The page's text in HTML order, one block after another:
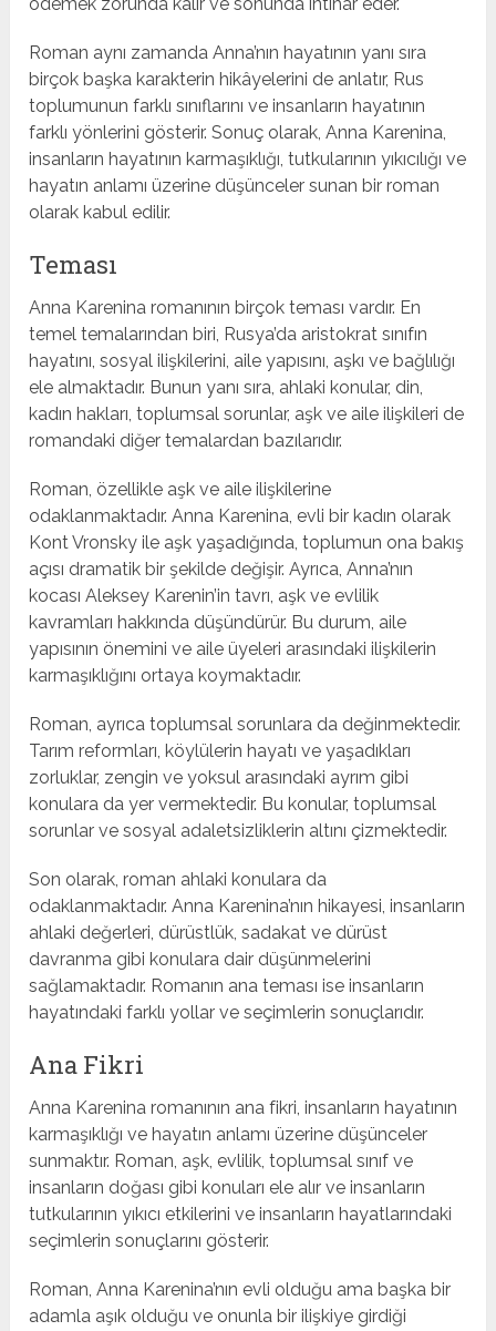
Roman aynı zamanda Anna’nın hayatının yanı sıra
birçok başka karakterin hikâyelerini de anlatır, Rus
toplumunun farklı sınıflarını ve insanların hayatının
farklı yönlerini gösterir. Sonuç olarak, Anna Karenina,
insanların hayatının karmaşıklığı, tutkularının yıkıcılığı ve
hayatın anlamı üzerine düşünceler sunan bir roman
olarak kabul edilir.
Teması
Anna Karenina romanının birçok teması vardır. En
temel temalarından biri, Rusya’da aristokrat sınıfın
hayatını, sosyal ilişkilerini, aile yapısını, aşkı ve bağlılığı
ele almaktadır. Bunun yanı sıra, ahlaki konular, din,
kadın hakları, toplumsal sorunlar, aşk ve aile ilişkileri de
romandaki diğer temalardan bazılarıdır.
Roman, özellikle aşk ve aile ilişkilerine
odaklanmaktadır. Anna Karenina, evli bir kadın olarak
Kont Vronsky ile aşk yaşadığında, toplumun ona bakış
açısı dramatik bir şekilde değişir. Ayrıca, Anna’nın
kocası Aleksey Karenin’in tavrı, aşk ve evlilik
kavramları hakkında düşündürür. Bu durum, aile
yapısının önemini ve aile üyeleri arasındaki ilişkilerin
karmaşıklığını ortaya koymaktadır.
Roman, ayrıca toplumsal sorunlara da değinmektedir.
Tarım reformları, köylülerin hayatı ve yaşadıkları
zorluklar, zengin ve yoksul arasındaki ayrım gibi
konulara da yer vermektedir. Bu konular, toplumsal
sorunlar ve sosyal adaletsizliklerin altını çizmektedir.
Son olarak, roman ahlaki konulara da
odaklanmaktadır. Anna Karenina’nın hikayesi, insanların
ahlaki değerleri, dürüstlük, sadakat ve dürüst
davranma gibi konulara dair düşünmelerini
sağlamaktadır. Romanın ana teması ise insanların
hayatındaki farklı yollar ve seçimlerin sonuçlarıdır.
Ana Fikri
Anna Karenina romanının ana fikri, insanların hayatının
karmaşıklığı ve hayatın anlamı üzerine düşünceler
sunmaktır. Roman, aşk, evlilik, toplumsal sınıf ve
insanların doğası gibi konuları ele alır ve insanların
tutkularının yıkıcı etkilerini ve insanların hayatlarındaki
seçimlerin sonuçlarını gösterir.
Roman, Anna Karenina’nın evli olduğu ama başka bir
adamla aşık olduğu ve onunla bir ilişkiye girdiği